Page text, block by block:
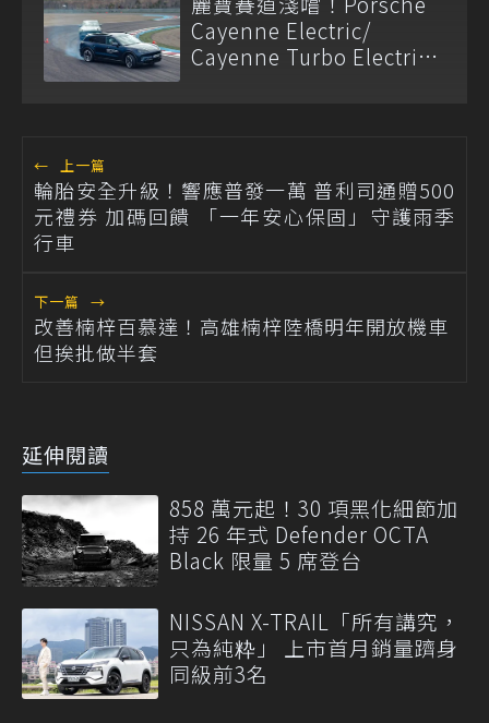
Cayenne Electric/
Cayenne Turbo Electric
← 上一篇
輪胎安全升級！響應普發一萬 普利司通贈500
元禮券 加碼回饋 「一年安心保固」守護雨季
行車
下一篇 →
改善楠梓百慕達！高雄楠梓陸橋明年開放機車
但挨批做半套
延伸閱讀
858 萬元起！30 項黑化細節加
持 26 年式 Defender OCTA
Black 限量 5 席登台
NISSAN X-TRAIL「所有講究，
只為純粋」 上市首月銷量躋身
同級前3名